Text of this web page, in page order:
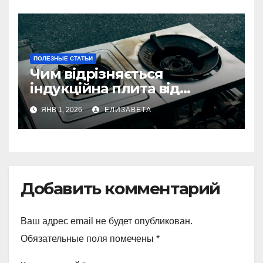
ПОЛЕЗНЫЕ СТАТЬИ
Чим відрізняється
індукційна плита від
електричної: переваги та
недоліки
ЯНВ 1, 2026 ЕЛИЗАВЕТА
Добавить комментарий
Ваш адрес email не будет опубликован.
Обязательные поля помечены *